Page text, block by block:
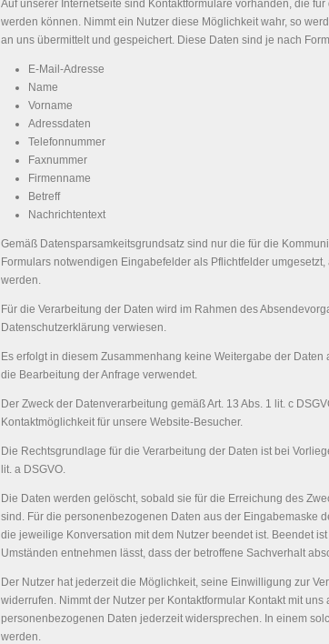
Auf unserer Internetseite sind Kontaktformulare vorhanden, die
werden können. Nimmt ein Nutzer diese Möglichkeit wahr, so
an uns übermittelt und gespeichert. Diese Daten sind je nach
E-Mail-Adresse
Name
Vorname
Adressdaten
Telefonnummer
Faxnummer
Firmenname
Betreff
Nachrichtentext
Gemäß Datensparsamkeitsgrundsatz sind nur die für die
Formulars notwendigen Eingabefelder als Pflichtfelder
werden.
Für die Verarbeitung der Daten wird im Rahmen des
Datenschutzerklärung verwiesen.
Es erfolgt in diesem Zusammenhang keine Weitergabe der
die Bearbeitung der Anfrage verwendet.
Der Zweck der Datenverarbeitung gemäß Art. 13 Abs. 1 lit. c
Kontaktmöglichkeit für unsere Website-Besucher.
Die Rechtsgrundlage für die Verarbeitung der Daten ist bei
lit. a DSGVO.
Die Daten werden gelöscht, sobald sie für die Erreichung des
sind. Für die personenbezogenen Daten aus der Eingabemaske
die jeweilige Konversation mit dem Nutzer beendet ist. Beendet
Umständen entnehmen lässt, dass der betroffene Sachverhalt
Der Nutzer hat jederzeit die Möglichkeit, seine Einwilligung zur
widerrufen. Nimmt der Nutzer per Kontaktformular Kontakt mit
personenbezogenen Daten jederzeit widersprechen. In einem
werden.